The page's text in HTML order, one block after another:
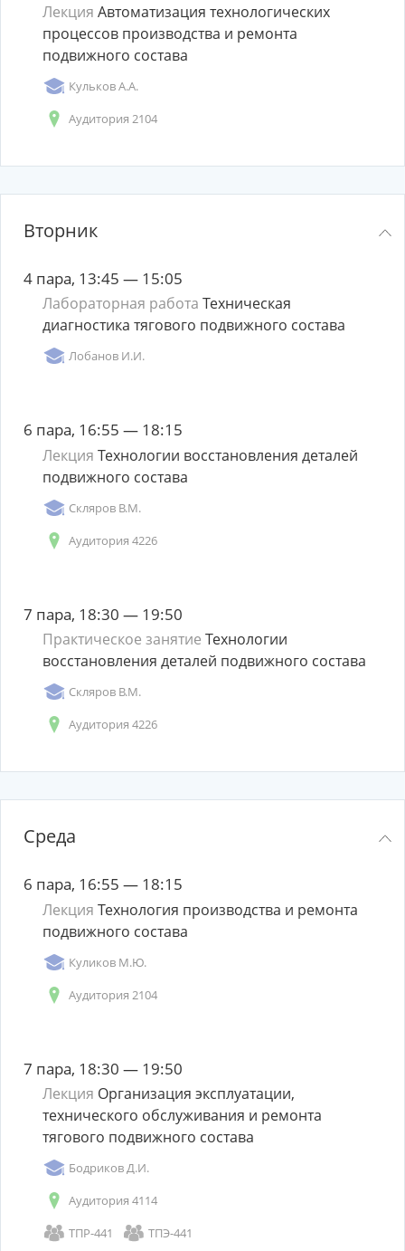
Лекция Автоматизация технологических
процессов производства и ремонта
подвижного состава
Кульков А.А.
Аудитория 2104
Вторник
4 пара, 13:45 — 15:05
Лабораторная работа Техническая
диагностика тягового подвижного состава
Лобанов И.И.
6 пара, 16:55 — 18:15
Лекция Технологии восстановления деталей
подвижного состава
Скляров В.М.
Аудитория 4226
7 пара, 18:30 — 19:50
Практическое занятие Технологии
восстановления деталей подвижного состава
Скляров В.М.
Аудитория 4226
Среда
6 пара, 16:55 — 18:15
Лекция Технология производства и ремонта
подвижного состава
Куликов М.Ю.
Аудитория 2104
7 пара, 18:30 — 19:50
Лекция Организация эксплуатации,
технического обслуживания и ремонта
тягового подвижного состава
Бодриков Д.И.
Аудитория 4114
ТПР-441
ТПЭ-441